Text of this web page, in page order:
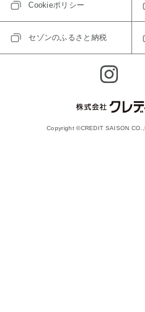
Cookieポリシー
セゾンのふるさと納税
Copyright ©CREDIT SAISON